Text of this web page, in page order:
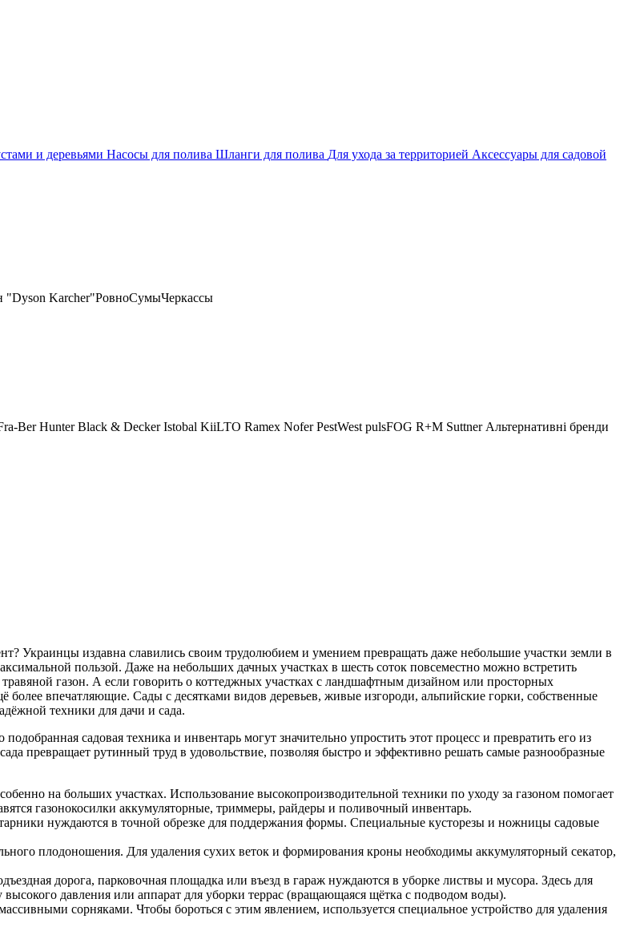
и деревьями Насосы для полива Шланги для полива Для ухода за территорией Аксессуары для садовой
"Dyson Karcher"РовноСумыЧеркассы
Ber Hunter Black & Decker Istobal KiiLTO Ramex Nofer PestWest pulsFOG R+M Suttner Альтернативні бренди
Украинцы издавна славились своим трудолюбием и умением превращать даже небольшие участки земли в
пользой. Даже на небольших дачных участках в шесть соток повсеместно можно встретить
газон. А если говорить о коттеджных участках с ландшафтным дизайном или просторных
более впечатляющие. Сады с десятками видов деревьев, живые изгороди, альпийские горки, собственные
техники для дачи и сада.
садовая техника и инвентарь могут значительно упростить этот процесс и превратить его из
превращает рутинный труд в удовольствие, позволяя быстро и эффективно решать самые разнообразные
на больших участках. Использование высокопроизводительной техники по уходу за газоном помогает
газонокосилки аккумуляторные, триммеры, райдеры и поливочный инвентарь.
нуждаются в точной обрезке для поддержания формы. Специальные кусторезы и ножницы садовые
плодоношения. Для удаления сухих веток и формирования кроны необходимы аккумуляторный секатор,
дорога, парковочная площадка или въезд в гараж нуждаются в уборке листвы и мусора. Здесь для
давления или аппарат для уборки террас (вращающаяся щётка с подводом воды).
сорняками. Чтобы бороться с этим явлением, используется специальное устройство для удаления